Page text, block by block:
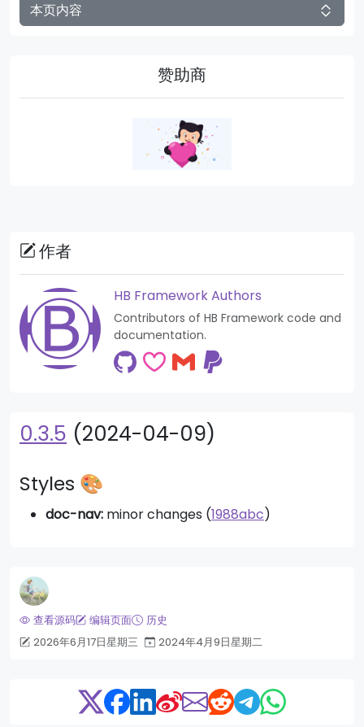
本页内容
赞助商
作者
HB Framework Authors
Contributors of HB Framework code and
documentation.
0.3.5 (2024-04-09)
Styles 🎨
doc-nav: minor changes (1988abc)
查看源码 编辑页面
历史
2026年6月17日星期三
2024年4月9日星期二